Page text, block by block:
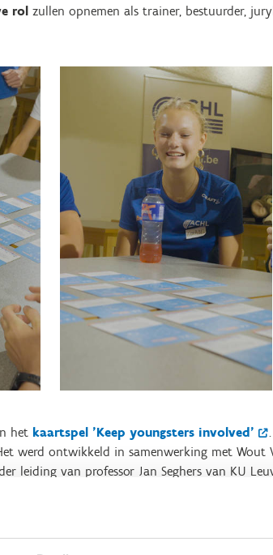
rol zullen opnemen als trainer, bestuurder,
het kaartspel 'Keep youngsters involved'
werd ontwikkeld in samenwerking met Wout
leiding van professor Jan Seghers van KU
zelf printen, of online bestellen. Wij sturen je
downloaden, vergeet dan zeker ook niet de